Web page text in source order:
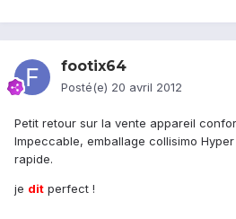
footix64
Posté(e) 20 avril 2012
Petit retour sur la vente appareil
Impeccable, emballage collisimo Hyper
rapide.
je dit perfect !